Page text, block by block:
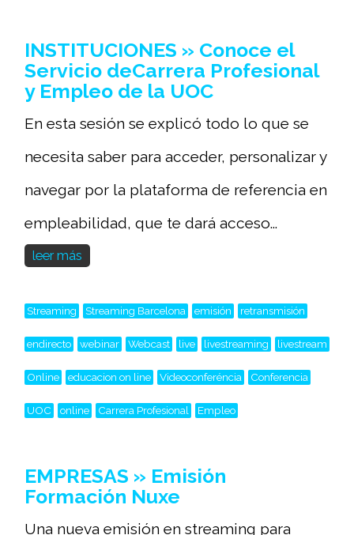
INSTITUCIONES » Conoce el
Servicio deCarrera Profesional
y Empleo de la UOC
En esta sesión se explicó todo lo que se
necesita saber para acceder, personalizar y
navegar por la plataforma de referencia en
empleabilidad, que te dará acceso...
leer más
Streaming Streaming Barcelona emisión retransmisión
endirecto webinar Webcast live livestreaming livestream
Online educacion on line Videoconferéncia Conferencia
UOC online Carrera Profesional Empleo
EMPRESAS » Emisión
Formación Nuxe
Una nueva emisión en streaming para